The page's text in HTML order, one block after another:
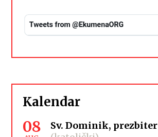
Kalendar
08
Sv. Dominik, prezbiter